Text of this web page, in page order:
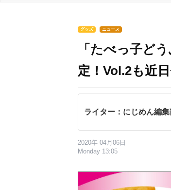
グッズ ニュース
「たべっ子ど
定！Vol.2も近
ライター：にじめん編集
2020年 04月06日
Monday 13:05